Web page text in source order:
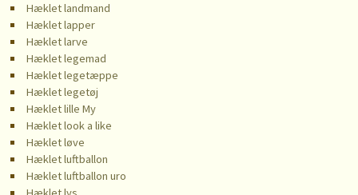
Hæklet landmand
Hæklet lapper
Hæklet larve
Hæklet legemad
Hæklet legetæppe
Hæklet legetøj
Hæklet lille My
Hæklet look a like
Hæklet løve
Hæklet luftballon
Hæklet luftballon uro